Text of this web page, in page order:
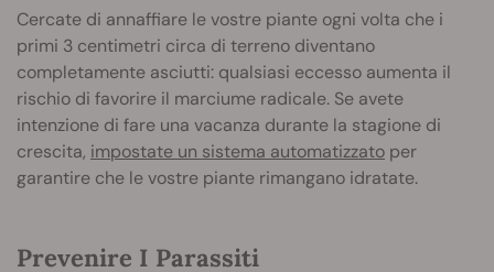
Cercate di annaffiare le vostre piante ogni volta che i
primi 3 centimetri circa di terreno diventano
completamente asciutti: qualsiasi eccesso aumenta il
rischio di favorire il marciume radicale. Se avete
intenzione di fare una vacanza durante la stagione di
crescita, impostate un sistema automatizzato per
garantire che le vostre piante rimangano idratate.
Prevenire I Parassiti